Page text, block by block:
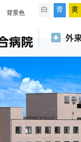
背景色 白 青 黄
外来の
入院の
健康診
マイナ
お持ちの
Free Wi-